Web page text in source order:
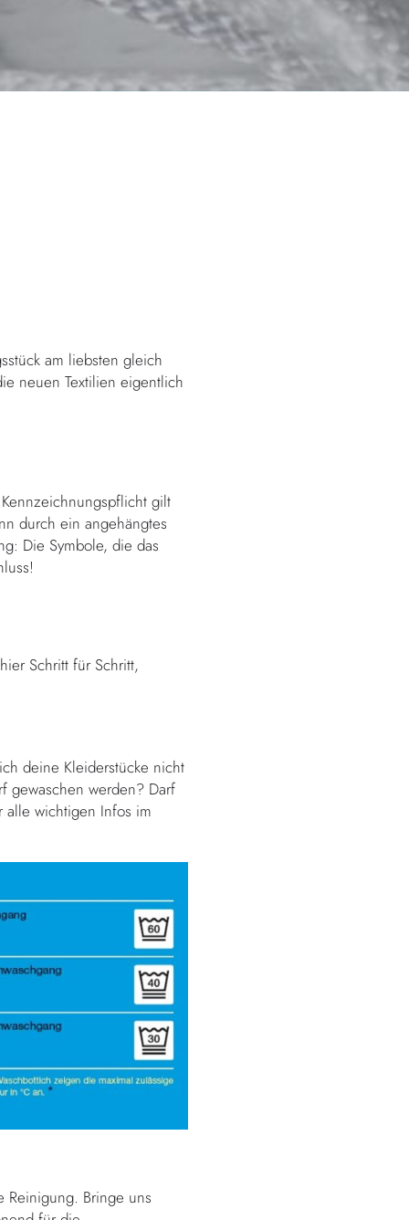
am liebsten gleich
neuen Textilien eigentlich
gilt
durch ein angehängtes
Die Symbole, die das
Schritt für Schritt,
deine Kleiderstücke nicht
gewaschen werden? Darf
alle wichtigen Infos im
Reinigung. Bringe uns